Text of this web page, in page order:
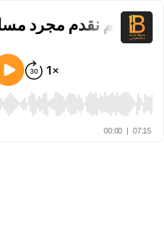
أننا لم نقدم مجرد
00:00 | 07:15